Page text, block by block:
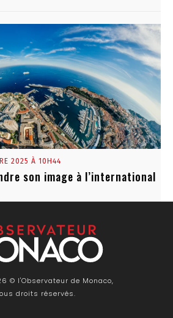
2025 À 10H44
son image à l’international
© l'Observateur de Monaco,
droits réservés.